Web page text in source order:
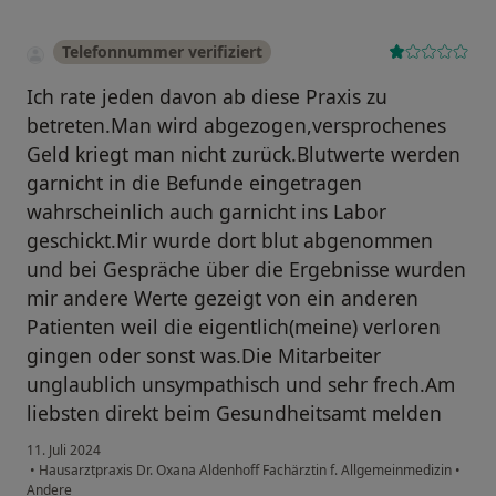
Telefonnummer verifiziert
Ich rate jeden davon ab diese Praxis zu
betreten.Man wird abgezogen,versprochenes
Geld kriegt man nicht zurück.Blutwerte werden
garnicht in die Befunde eingetragen
wahrscheinlich auch garnicht ins Labor
geschickt.Mir wurde dort blut abgenommen
und bei Gespräche über die Ergebnisse wurden
mir andere Werte gezeigt von ein anderen
Patienten weil die eigentlich(meine) verloren
gingen oder sonst was.Die Mitarbeiter
unglaublich unsympathisch und sehr frech.Am
liebsten direkt beim Gesundheitsamt melden
11. Juli 2024
• Hausarztpraxis Dr. Oxana Aldenhoff Fachärztin f. Allgemeinmedizin •
Andere